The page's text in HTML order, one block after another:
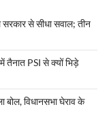
सरकार से सीधा सवाल; तीन
में तैनात PSI से क्यों भिड़े
बोल, विधानसभा घेराव के